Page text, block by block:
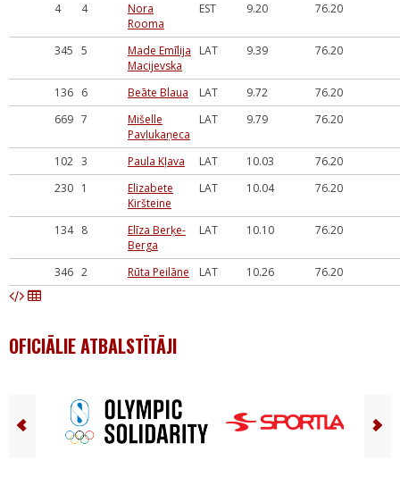
4 4
Nora
Rooma
EST 9.20 76.20
345 5
Made Emīlija
Macijevska
LAT 9.39 76.20
136 6 Beāte Blaua LAT 9.72
76.20
669 7
Mišelle
Pavļukaņeca
LAT 9.79 76.20
102 3 Paula Kļava LAT 10.03
76.20
230 1
Elizabete
Kiršteine
LAT 10.04 76.20
134 8
Elīza Berķe-
Berga
LAT 10.10 76.20
346 2 Rūta Peilāne LAT 10.26 76.20
OFICIĀLIE ATBALSTĪTĀJI